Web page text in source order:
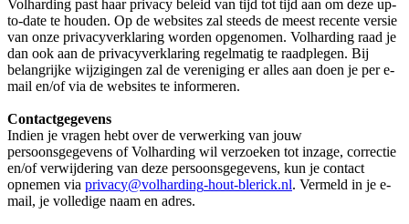
Volharding past haar privacy beleid van tijd tot tijd aan om deze up-
to-date te houden. Op de websites zal steeds de meest recente versie
van onze privacyverklaring worden opgenomen. Volharding raad je
dan ook aan de privacyverklaring regelmatig te raadplegen. Bij
belangrijke wijzigingen zal de vereniging er alles aan doen je per e-
mail en/of via de websites te informeren.
Contactgegevens
Indien je vragen hebt over de verwerking van jouw
persoonsgegevens of Volharding wil verzoeken tot inzage, correctie
en/of verwijdering van deze persoonsgegevens, kun je contact
opnemen via
. Vermeld in je e-
mail, je volledige naam en adres.